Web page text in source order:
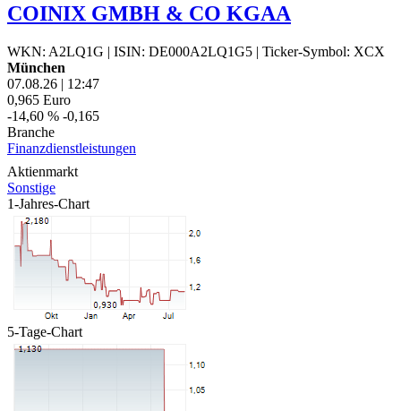
COINIX GMBH & CO KGAA
WKN: A2LQ1G | ISIN: DE000A2LQ1G5 | Ticker-Symbol: XCX
München
07.08.26 | 12:47
0,965 Euro
-14,60 % -0,165
Branche
Finanzdienstleistungen
Aktienmarkt
Sonstige
1-Jahres-Chart
5-Tage-Chart